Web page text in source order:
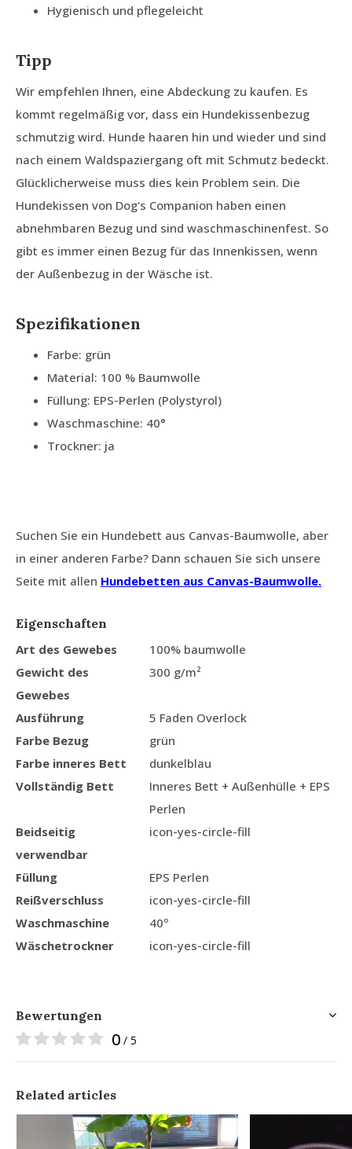
Hygienisch und pflegeleicht
Tipp
Wir empfehlen Ihnen, eine Abdeckung zu kaufen. Es
kommt regelmäßig vor, dass ein Hundekissenbezug
schmutzig wird. Hunde haaren hin und wieder und sind
nach einem Waldspaziergang oft mit Schmutz bedeckt.
Glücklicherweise muss dies kein Problem sein. Die
Hundekissen von Dog's Companion haben einen
abnehmbaren Bezug und sind waschmaschinenfest. So
gibt es immer einen Bezug für das Innenkissen, wenn
der Außenbezug in der Wäsche ist.
Spezifikationen
Farbe: grün
Material: 100 % Baumwolle
Füllung: EPS-Perlen (Polystyrol)
Waschmaschine: 40°
Trockner: ja
Suchen Sie ein Hundebett aus Canvas-Baumwolle, aber
in einer anderen Farbe? Dann schauen Sie sich unsere
Seite mit allen Hundebetten aus Canvas-Baumwolle.
Eigenschaften
Art des Gewebes
100% baumwolle
Gewicht des
Gewebes
300 g/m²
Ausführung
5 Faden Overlock
Farbe Bezug
grün
Farbe inneres Bett
dunkelblau
Vollständig Bett
Inneres Bett + Außenhülle + EPS
Perlen
Beidseitig
verwendbar
icon-yes-circle-fill
Füllung
EPS Perlen
Reißverschluss
icon-yes-circle-fill
Waschmaschine
40º
Wäschetrockner
icon-yes-circle-fill
Bewertungen
0 / 5
Related articles